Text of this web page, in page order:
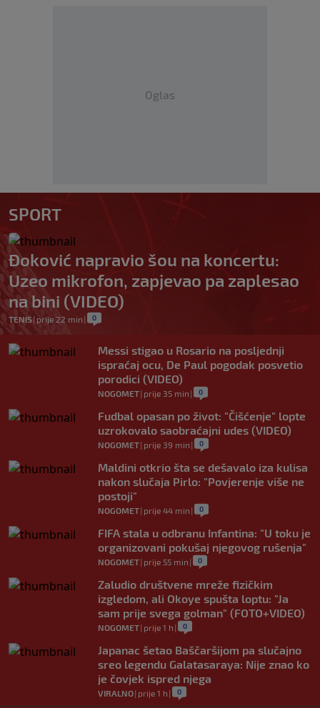
Oglas
SPORT
Đoković napravio šou na koncertu:
Uzeo mikrofon, zapjevao pa zaplesao
na bini (VIDEO)
TENIS| prije 22 min | 0
Messi stigao u Rosario na posljednji
ispraćaj ocu, De Paul pogodak posvetio
porodici (VIDEO)
NOGOMET| prije 35 min | 0
Fudbal opasan po život: "Čišćenje" lopte
uzrokovalo saobraćajni udes (VIDEO)
NOGOMET| prije 39 min | 0
Maldini otkrio šta se dešavalo iza kulisa
nakon slučaja Pirlo: "Povjerenje više ne
postoji"
NOGOMET| prije 44 min | 0
FIFA stala u odbranu Infantina: "U toku je
organizovani pokušaj njegovog rušenja"
NOGOMET| prije 55 min | 0
Zaludio društvene mreže fizičkim
izgledom, ali Okoye spušta loptu: "Ja
sam prije svega golman" (FOTO+VIDEO)
NOGOMET| prije 1 h | 0
Japanac šetao Baščaršijom pa slučajno
sreo legendu Galatasaraya: Nije znao ko
je čovjek ispred njega
VIRALNO| prije 1 h | 0